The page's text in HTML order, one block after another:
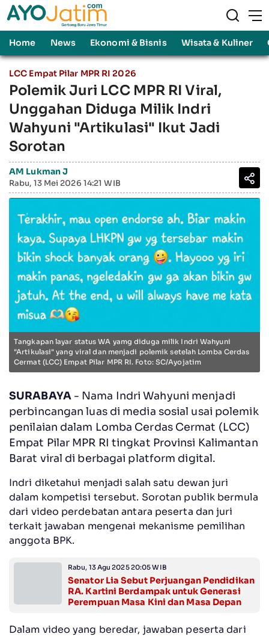
Home News Ekonomi & Bisnis Wisata & Kuliner
LCC Empat Pilar MPR RI 2026
Polemik Juri LCC MPR RI Viral,
Unggahan Diduga Milik Indri
Wahyuni "Artikulasi" Ikut Jadi
Sorotan
AM Lukman J
Rabu, 13 Mei 2026 14:21 WIB
Tangkapan layar status WA yamg diduga milik Indri Wahyuni
"Artikulasi" yang viral dan menjadi polemik setelah Lomba Cerdas
Cermat (LCC) Empat Pilar MPR RI. Foto: SC/Ayojatim
SURABAYA- Nama Indri Wahyuni menjadi
perbincangan luas di media sosial usai polemik
penilaian dalam Lomba Cerdas Cermat (LCC)
Empat Pilar MPR RI tingkat Provinsi Kalimantan
Barat viral di berbagai platform digital.
Indri diketahui menjadi salah satu dewan juri
dalam kompetisi tersebut. Sorotan publik bermula
dari video perdebatan antara peserta dan juri
terkait jawaban mengenai mekanisme pemilihan
anggota BPK.
Rabu, 13 Agu 2025 20:05 WIB
Senator Lia Sebut Perjuangan Pendidikan
RA. Kartini Berdampak untuk Generasi
Perempuan Masa Kini dan Masa Depan
Dalam video yang beredar, jawaban peserta dari